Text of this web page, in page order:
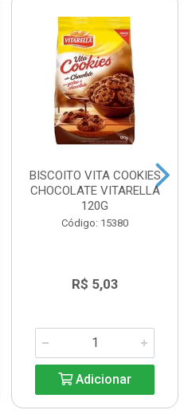
BISCOITO VITA COOKIES
CHOCOLATE VITARELLA
120G
Código: 15380
R$ 5,03
Adicionar